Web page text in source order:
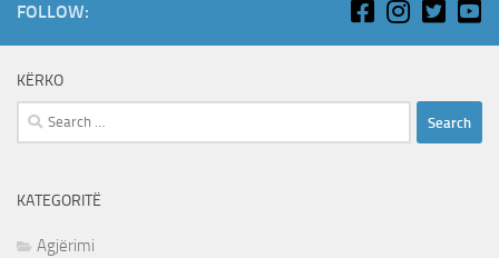
FOLLOW:
KËRKO
Search
for:
KATEGORITË
Agjërimi